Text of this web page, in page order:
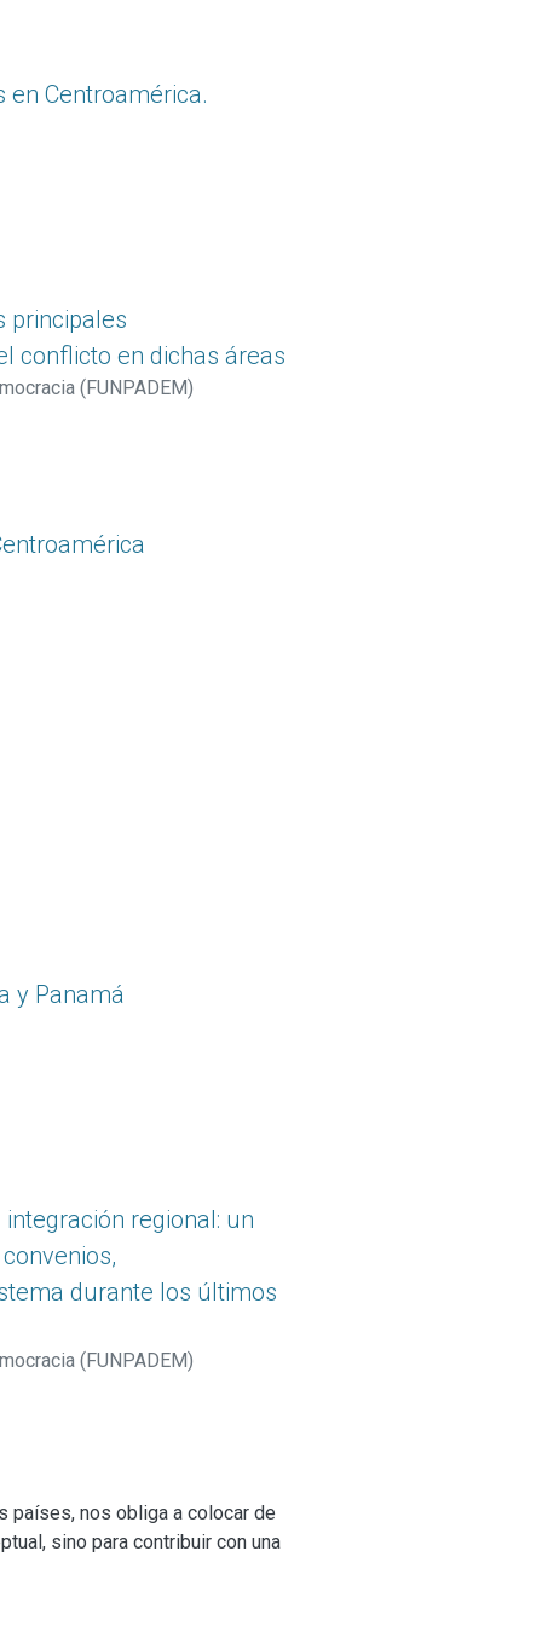
en Centroamérica.
principales
conflicto en dichas áreas
(FUNPADEM)
y Panamá
regional: un
durante los últimos
(FUNPADEM)
países, nos obliga a colocar de
sino para contribuir con una
alternativas que permitan, no